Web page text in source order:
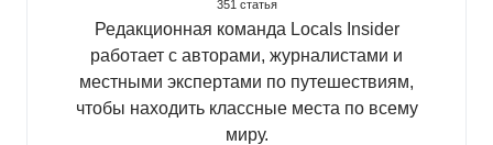
351 статья
Редакционная команда Locals Insider
работает с авторами, журналистами и
местными экспертами по путешествиям,
чтобы находить классные места по всему
миру.